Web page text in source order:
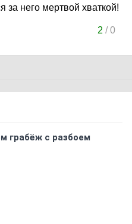
за него мертвой хваткой!
2 /0
грабёж с разбоем